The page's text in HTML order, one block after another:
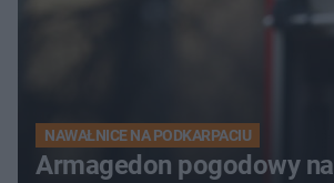
NAWAŁNICE NA PODKARPACIU
Armagedon pogodowy na